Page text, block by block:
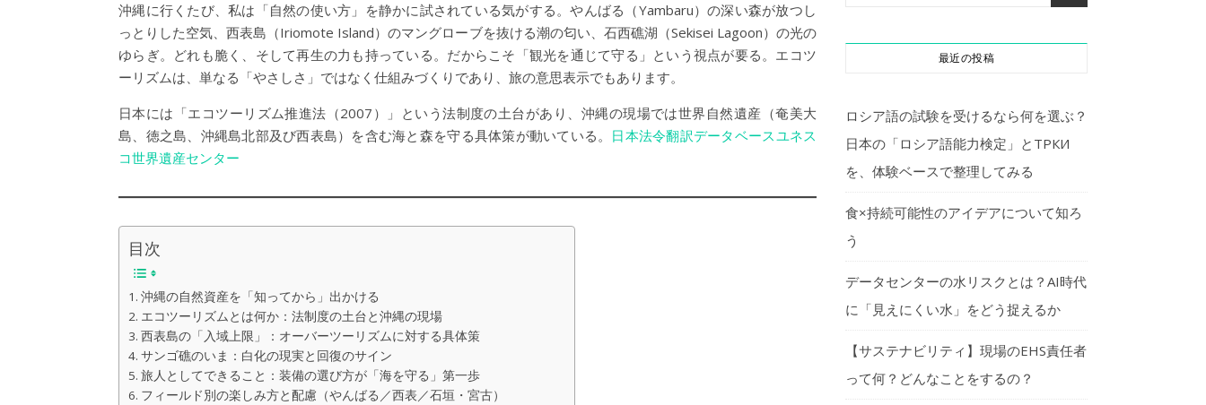
沖縄に行くたび、私は「自然の使い方」を静かに試されている気がする。やんばる（Yambaru）の深い森が放つし
っとりした空気、西表島（Iriomote Island）のマングローブを抜ける潮の匂い、石西礁湖（Sekisei Lagoon）の光の
ゆらぎ。どれも脆く、そして再生の力も持っている。だからこそ「観光を通じて守る」という視点が要る。エコツ
ーリズムは、単なる「やさしさ」ではなく仕組みづくりであり、旅の意思表示でもあります。
日本には「エコツーリズム推進法（2007）」という法制度の土台があり、沖縄の現場では世界自然遺産（奄美大
島、徳之島、沖縄島北部及び西表島）を含む海と森を守る具体策が動いている。 日本法令翻訳データベースユネス
コ世界遺産センター
目次
沖縄の自然資産を「知ってから」出かける
エコツーリズムとは何か：法制度の土台と沖縄の現場
西表島の「入域上限」：オーバーツーリズムに対する具体策
サンゴ礁のいま：白化の現実と回復のサイン
旅人としてできること：装備の選び方が「海を守る」第一歩
フィールド別の楽しみ方と配慮（やんばる／西表／石垣・宮古）
最近の投稿
ロシア語の試験を受けるなら何を選ぶ？
日本の「ロシア語能力検定」とТРКИ
を、体験ベースで整理してみる
食×持続可能性のアイデアについて知ろ
う
データセンターの水リスクとは？AI時代
に「見えにくい水」をどう捉えるか
【サステナビリティ】現場のEHS責任者
って何？どんなことをするの？